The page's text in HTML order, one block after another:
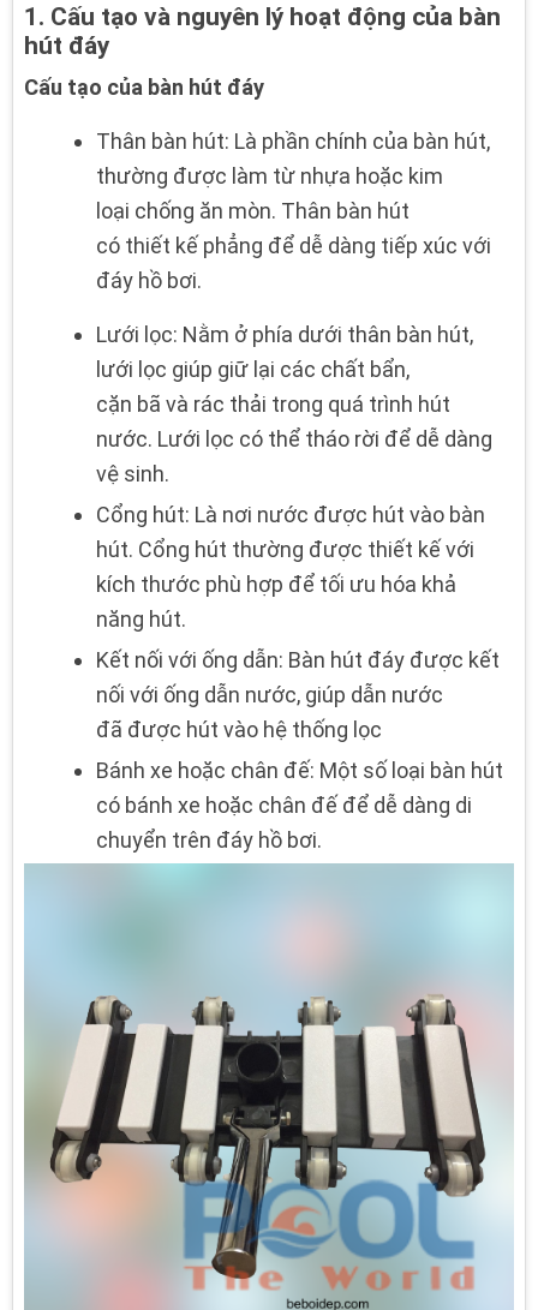
1. Cấu tạo và nguyên lý hoạt động của bàn
hút đáy
Cấu tạo của bàn hút đáy
Thân bàn hút: Là phần chính của bàn hút,
thường được làm từ nhựa hoặc kim
loại chống ăn mòn. Thân bàn hút
có thiết kế phẳng để dễ dàng tiếp xúc với
đáy hồ bơi.
Lưới lọc: Nằm ở phía dưới thân bàn hút,
lưới lọc giúp giữ lại các chất bẩn,
cặn bã và rác thải trong quá trình hút
nước. Lưới lọc có thể tháo rời để dễ dàng
vệ sinh.
Cổng hút: Là nơi nước được hút vào bàn
hút. Cổng hút thường được thiết kế với
kích thước phù hợp để tối ưu hóa khả
năng hút.
Kết nối với ống dẫn: Bàn hút đáy được kết
nối với ống dẫn nước, giúp dẫn nước
đã được hút vào hệ thống lọc
Bánh xe hoặc chân đế: Một số loại bàn hút
có bánh xe hoặc chân đế để dễ dàng di
chuyển trên đáy hồ bơi.